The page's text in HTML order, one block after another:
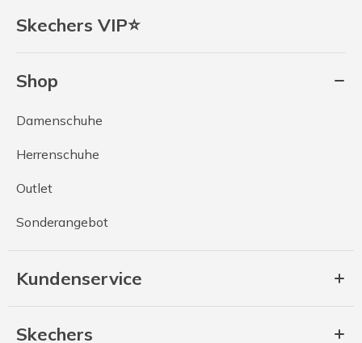
Skechers VIP⭐
Shop
Damenschuhe
Herrenschuhe
Outlet
Sonderangebot
Kundenservice
Skechers